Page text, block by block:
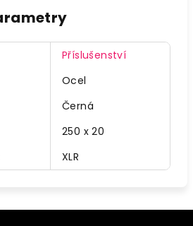
Příslušenství
Ocel
Černá
250 x 20
XLR